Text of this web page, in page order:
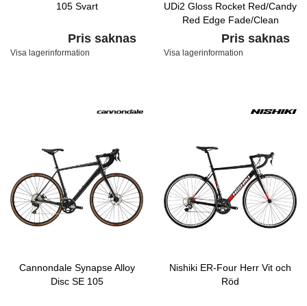
105 Svart
Pris saknas
Visa lagerinformation
UDi2 Gloss Rocket Red/Candy
Red Edge Fade/Clean
Pris saknas
Visa lagerinformation
Cannondale Synapse Alloy
Disc SE 105
Nishiki ER-Four Herr Vit och
Röd